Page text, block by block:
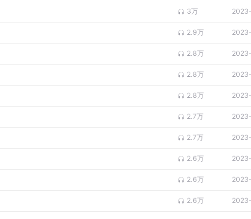
3万
2.9万
2.8万
2.8万
2.8万
2.7万
2.7万
2.6万
2.6万
2.6万